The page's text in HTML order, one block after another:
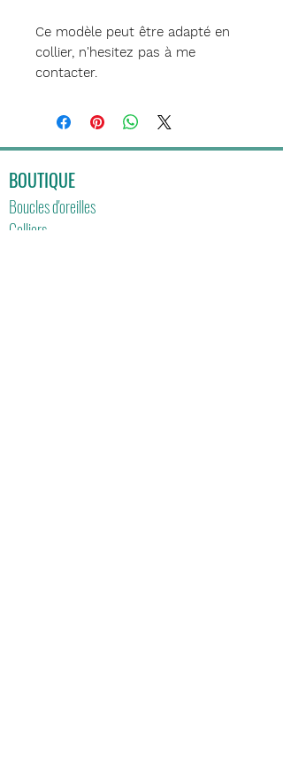
Ce modèle peut être adapté en
collier, n'hesitez pas à me
contacter.
BOUTIQUE
Boucles d'oreilles
Colliers